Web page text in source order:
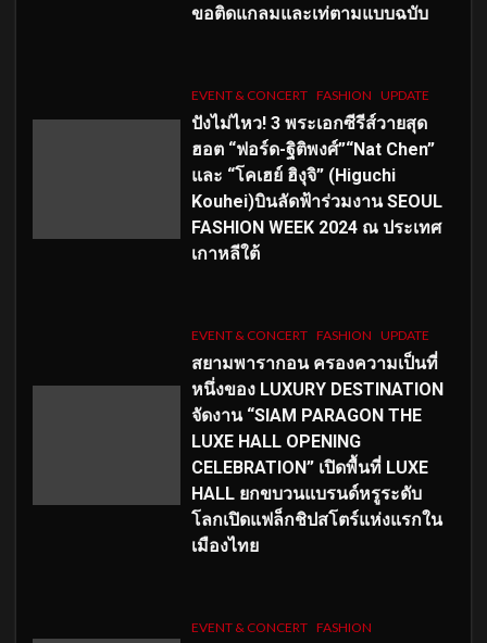
ขอติดแกลมและเท่ตามแบบฉบับ
EVENT & CONCERT FASHION UPDATE
ปังไม่ไหว! 3 พระเอกซีรีส์วายสุด
ฮอต “ฟอร์ด-ฐิติพงศ์”“Nat Chen”
และ “โคเฮย์ ฮิงุจิ” (Higuchi
Kouhei)บินลัดฟ้าร่วมงาน SEOUL
FASHION WEEK 2024 ณ ประเทศ
เกาหลีใต้
EVENT & CONCERT FASHION UPDATE
สยามพารากอน ครองความเป็นที่
หนึ่งของ LUXURY DESTINATION
จัดงาน “SIAM PARAGON THE
LUXE HALL OPENING
CELEBRATION” เปิดพื้นที่ LUXE
HALL ยกขบวนแบรนด์หรูระดับ
โลกเปิดแฟล็กชิปสโตร์แห่งแรกใน
เมืองไทย
EVENT & CONCERT FASHION